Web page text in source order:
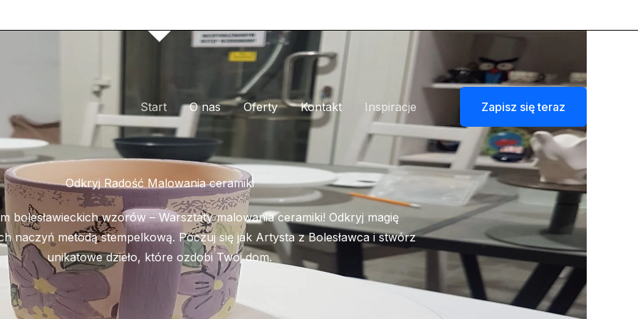
Start O nas Oferty Kontakt Inspiracje Zapisz się teraz
Odkryj Radość Malowania​ ceramiki
bolesławieckich wzorów – Warsztaty malowania ceramiki! Odkryj magię
naczyń metodą stempelkową. Poczuj się jak Artysta z Bolesławca i stwórz
unikatowe dzieło, które ozdobi Twój dom.